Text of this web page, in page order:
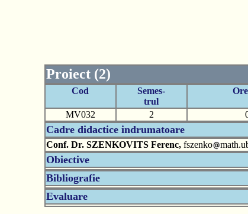
Proiect (2)
Cod
Semes-
trul
MV032 2
Cadre didactice indrumatoare
Conf. Dr. SZENKOVITS Ferenc,fszenko
Obiective
Bibliografie
Evaluare